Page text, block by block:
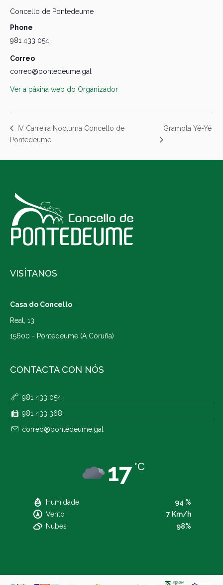
Concello de Pontedeume
Phone
981 433 054
Correo
correo@pontedeume.gal
Ver a páxina web do Organizador
IV Carreira Nocturna Concello de
Pontedeume
Gramola Yé-Yé
VISÍTANOS
Casa do Concello
Real, 13
15600 - Pontedeume (A Coruña)
CONTACTA CON NÓS
981 433 054
981 433 368
correo@pontedeume.gal
17 °C
Humidade
94 %
Vento
7 Km/h
Nubes
98%